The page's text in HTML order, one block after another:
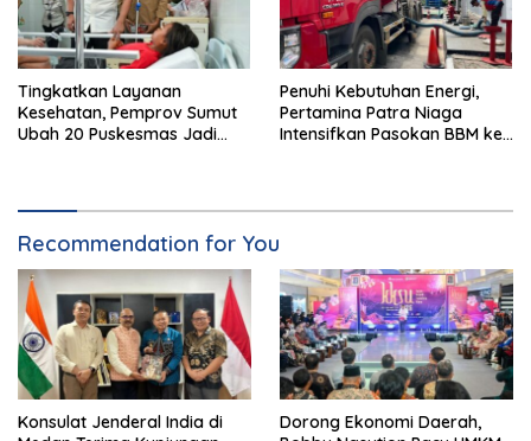
Tingkatkan Layanan
Kesehatan, Pemprov Sumut
Ubah 20 Puskesmas Jadi
Penuhi Kebutuhan Energi,
Pertamina Patra Niaga
Intensifkan Pasokan BBM ke
Recommendation for You
Konsulat Jenderal India di
Dorong Ekonomi Daerah,